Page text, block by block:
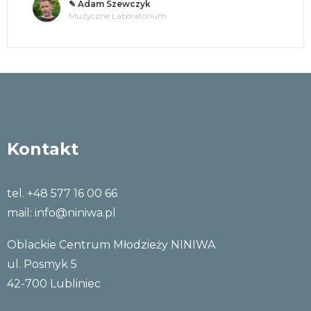
✎ o. Andrzej Jastrzębski OMI
Tajemnice umysłu
Kontakt
tel. +48 577 16 00 66
mail: info@niniwa.pl
Oblackie Centrum Młodzieży NINIWA
ul. Posmyk 5
42-700 Lubliniec